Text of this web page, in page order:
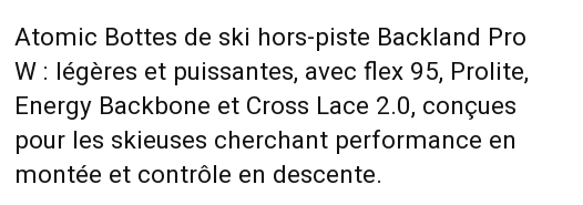
Atomic Bottes de ski hors-piste Backland Pro
W : légères et puissantes, avec flex 95, Prolite,
Energy Backbone et Cross Lace 2.0, conçues
pour les skieuses cherchant performance en
montée et contrôle en descente.